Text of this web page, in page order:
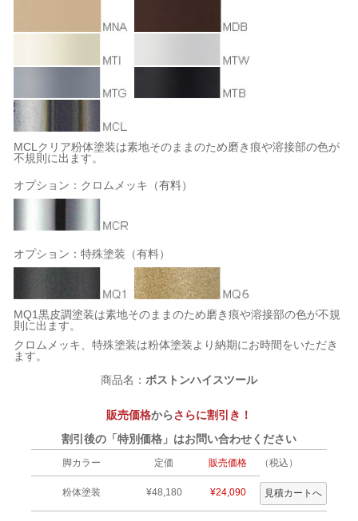
MCLクリア粉体塗装は素地そのままのため磨き痕や溶接部の色が
不規則に出ます。
オプション：クロムメッキ（有料）
オプション：特殊塗装（有料）
MQ1黒皮調塗装は素地そのままのため磨き痕や溶接部の色が不規
則に出ます。
クロムメッキ、特殊塗装は粉体塗装より納期にお時間をいただき
ます。
商品名： ボストンハイスツール
販売価格からさらに割引き！
割引後の「特別価格」はお問い合わせください
脚カラー 定価 販売価格 （税込）
粉体塗装 ¥48,180 ¥24,090